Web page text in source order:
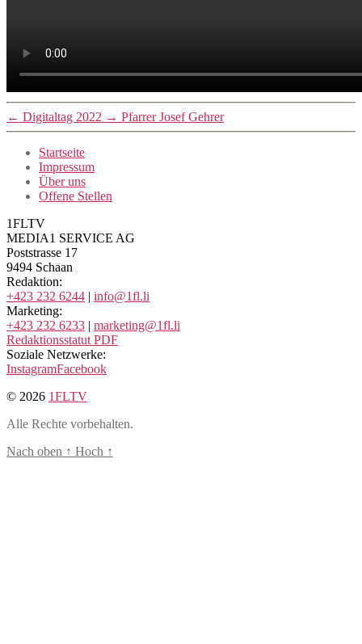
← Digitaltag 2022 → Pfarrer Josef Gehrer
Startseite
Impressum
Über uns
Offene Stellen
1FLTV
MEDIA1 SERVICE AG
Poststrasse 17
9494 Schaan
Redaktion:
+423 232 6244 | info@1fl.li
Marketing:
+423 232 6233 | marketing@1fl.li
Redaktionsstatut PDF
Soziale Netzwerke:
InstagramFacebook
© 2026 1FLTV
Alle Rechte vorbehalten.
Nach oben ↑ Hoch ↑